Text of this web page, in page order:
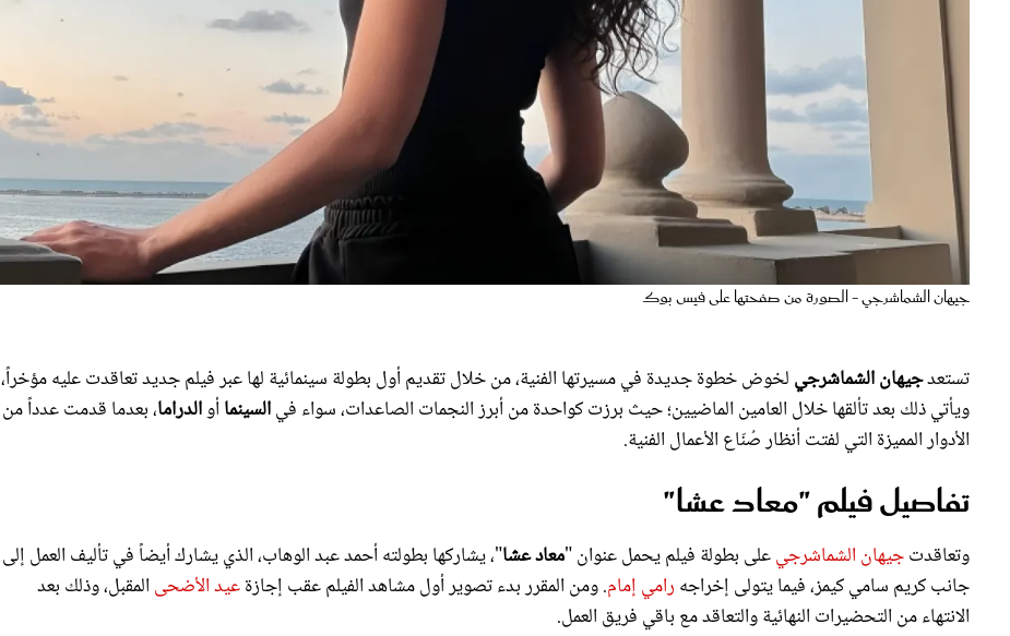
جيهان الشماشرجي - الصورة من صفحتها على فيس بوك
تستعدجيهان الشماشرجي لخوض خطوة جديدة في مسيرتها الفنية، من خلال تقديم أول بطولة سينمائية لها عبر فيلم جديد تعاقدت عليه مؤخراً،
ويأتي ذلك بعد تألقها خلال العامين الماضيين؛ حيث برزت كواحدة من أبرز النجمات الصاعدات، سواء فيالسينماأوالدراما، بعدما قدمت عدداً من
الأدوار المميزة التي لفتت أنظار صُنّاع الأعمال الفنية.
تفاصيل فيلم "معاد عشا"
وتعاقدتجيهان الشماشرجيعلى بطولة فيلم يحمل عنوان "معاد عشا"، يشاركها بطولته أحمد عبد الوهاب، الذي يشارك أيضاً في تأليف العمل إلى
جانب كريم سامي كيمز، فيما يتولى إخراجه رامي إمام. ومن المقرر بدء تصوير أول مشاهد الفيلم عقب إجازةعيد الأضحى المقبل، وذلك بعد
الانتهاء من التحضيرات النهائية والتعاقد مع باقي فريق العمل.